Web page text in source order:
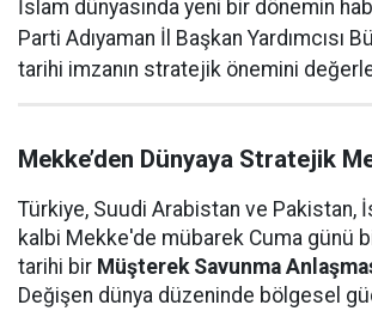
İslam dünyasında yeni bir dönemin
Parti Adıyaman İl Başkan Yardımcısı
tarihi imzanın stratejik önemini
Mekke’den Dünyaya Stratejik
Türkiye, Suudi Arabistan ve Pakistan,
kalbi Mekke'de mübarek Cuma günü
tarihi bir Müşterek Savunma
Değişen dünya düzeninde bölgesel